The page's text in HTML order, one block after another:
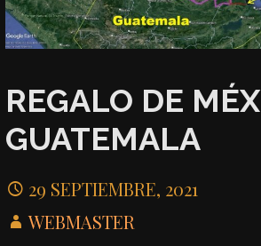
REGALO DE
GUATEMALA
29 SEPTIEMBRE, 2021
WEBMASTER